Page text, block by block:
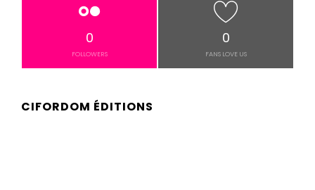
0
FOLLOWERS
0
FANS LOVE US
CIFORDOM ÉDITIONS